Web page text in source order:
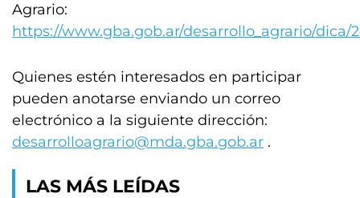
Agrario:
https://www.gba.gob.ar/desarrollo_agrario/dica/
Quienes estén interesados en participar
pueden anotarse enviando un correo
electrónico a la siguiente dirección:
desarrolloagrario@mda.gba.gob.ar .
LAS MÁS LEÍDAS